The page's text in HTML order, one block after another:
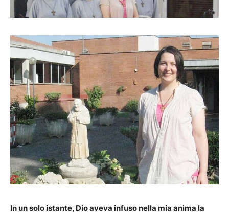
In un solo istante, Dio aveva infuso nella mia anima la